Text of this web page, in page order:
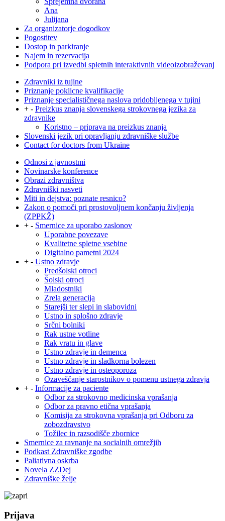
Ana
Julijana
Za organizatorje dogodkov
Pogostitev
Dostop in parkiranje
Najem in rezervacija
Podpora pri izvedbi spletnih interaktivnih videoizobraževanj
Zdravniki iz tujine
Priznanje poklicne kvalifikacije
Priznanje specialističnega naslova pridobljenega v tujini
+ - Preizkus znanja slovenskega strokovnega jezika za
zdravnike
Koristno – priprava na preizkus znanja
Slovenski jezik pri opravljanju zdravniške službe
Contact for doctors from Ukraine
Odnosi z javnostmi
Novinarske konference
Obrazi zdravništva
Zdravniški nasveti
Miti in dejstva: poznate resnico?
Zakon o pomoči pri prostovoljnem končanju življenja
(ZPPKŽ)
+ - Smernice za uporabo zaslonov
Uporabne povezave
Kvalitetne spletne vsebine
Digitalno pametni 2024
+ - Ustno zdravje
Predšolski otroci
Šolski otroci
Mladostniki
Zrela generacija
Starejši ter slepi in slabovidni
Ustno in splošno zdravje
Srčni bolniki
Rak ustne votline
Rak vratu in glave
Ustno zdravje in demenca
Ustno zdravje in sladkorna bolezen
Ustno zdravje in osteoporoza
Ozaveščanje starostnikov o pomenu ustnega zdravja
+ - Informacije za paciente
Odbor za strokovno medicinska vprašanja
Odbor za pravno etična vprašanja
Komisija za strokovna vprašanja pri Odboru za
zobozdravstvo
Tožilec in razsodišče zbornice
Smernice za ravnanje na socialnih omrežjih
Podkast Zdravniške zgodbe
Paliativna oskrba
Novela ZZDej
Zdravniške želje
Prijava